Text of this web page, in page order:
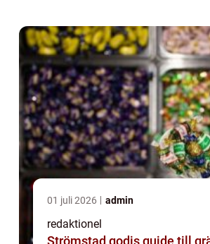
01 juli 2026 admin
redaktionel
Strömstad godis guide till gränshandel,